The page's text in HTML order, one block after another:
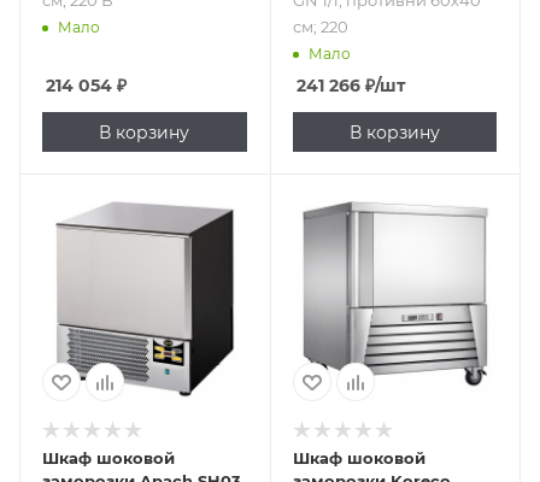
Мало
214 054 ₽
В корзину
см; 220
Мало
241 266₽/шт
В корзину
Подпись к товару
встроенный
гастроемкости
GN 1/1; противни
60х40 см; 220 В
Шкаф шоковой
Подпись к товару
5 уровней;
гастроемкости
GN 1/1; противни
60х40 см; 220 В
Шкаф шоковой